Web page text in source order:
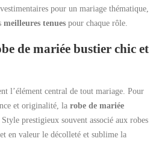
pour un mariage thématique,
meilleures tenues pour chaque rôle.
de mariée bustier chic et
l’élément central de tout mariage. Pour
et originalité, la robe de mariée
prestigieux souvent associé aux robes
en valeur le décolleté et sublime la